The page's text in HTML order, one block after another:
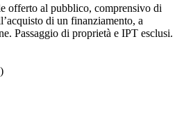
offerto al pubblico, comprensivo di
di un finanziamento, a
Passaggio di proprietà e IPT esclusi.